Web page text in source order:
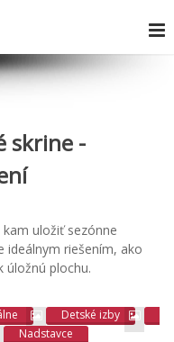
skrine -
uložiť sezónne
ideálnym riešením, ako
úložnú plochu.
Detské izby
Nadstavce